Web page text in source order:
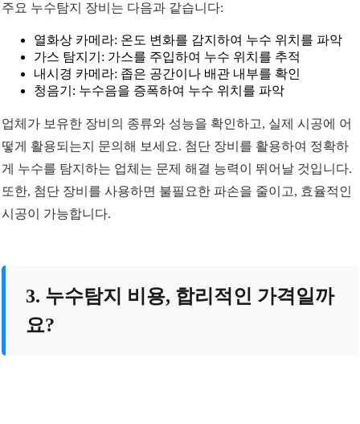
주요 누수탐지 장비는 다음과 같습니다:
열화상 카메라: 온도 변화를 감지하여 누수 위치를 파악
가스 탐지기: 가스를 주입하여 누수 위치를 추적
내시경 카메라: 좁은 공간이나 배관 내부를 확인
청음기: 누수음을 증폭하여 누수 위치를 파악
업체가 보유한 장비의 종류와 성능을 확인하고, 실제 시공에 어
떻게 활용되는지 문의해 보세요. 첨단 장비를 활용하여 정확하
게 누수를 탐지하는 업체는 문제 해결 능력이 뛰어날 것입니다.
또한, 첨단 장비를 사용하면 불필요한 파손을 줄이고, 효율적인
시공이 가능합니다.
3. 누수탐지 비용, 합리적인 가격일까
요?